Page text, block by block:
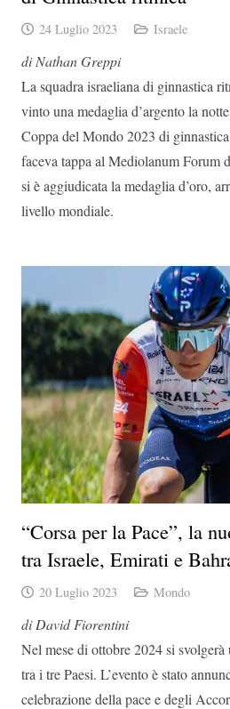
24 Luglio 2023 Israele
di Nathan Greppi
La squadra israeliana di ginnastica
vinto una medaglia d’argento la
Coppa del Mondo 2023 di
faceva tappa al Mediolanum Forum
si è aggiudicata la medaglia d’oro,
livello mondiale.
“Corsa per la Pace”, la
tra Israele, Emirati e
20 Luglio 2023 Mondo
di David Fiorentini
Nel mese di ottobre 2024 si
tra i tre Paesi. L’evento è stato
celebrazione della pace e degli